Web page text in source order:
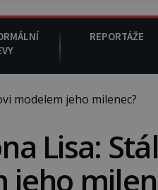
REPORTÁŽE
modelem jeho milenec?
Lisa: Stál